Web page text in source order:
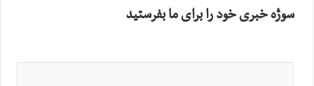
سوژه خبری خود را برای ما بفرستید